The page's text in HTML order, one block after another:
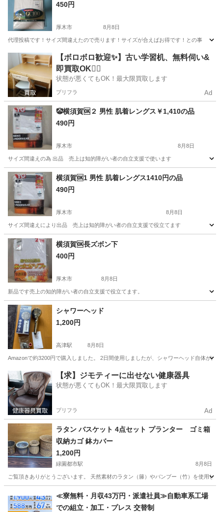
トランクス
450円
厚木市 8月8日
代理投稿です！サイズ間違えたので売ります！サイズが合えばお得です！との事
神奈川 厚木市 生活雑貨 神奈川 横須賀市 生活雑貨
グンゼ
【ボロボロ歓迎✨】古い学習机、無料伺い&
即買取OK🙆‍♀️
状態が悪くてもOK！最大限買取します
プリフラ Ad
🤡横須賀🆗２ 男性 肌着レングス￥1,410の品
490円
厚木市 8月8日
サイズ間違えの為 出品 売上は知的障がい者の自立支援で使います
神奈川 厚木市 生活雑貨 横須賀🆗1 男性 肌着レングス1410円の品
490円
厚木市 8月8日
サイズ間違えにより出品 売上は知的障がい者の自立支援で役立てます
神奈川 厚木市 生活雑貨
横須賀🆗長ズボン下
400円
厚木市 8月8日
新品です売上の知的障がい者の自立支援で役立てます。
神奈川 厚木市 新品
シャワーヘッド
1,200円
高津駅 8月8日
Amazonで約3200円で購入しました。 2日間使用しましたが、シャワーヘッド自体が
神奈川 川崎市 高津駅 生活雑貨 シャワーヘッド
【求】ジモティーに出せない健康器具
状態が悪くてもOK！最大限買取します
プリフラ Ad
ラタン バスケット 4点セット プランター ゴミ箱
収納カゴ 鉢カバー
1,200円
緑園都市駅 8月8日
ご覧頂きありがとうございます。 天然素材のラタン（籐）やバンブー（竹）を使用
緑園都市駅 家庭用品
≪寮無料・月収43万円・派遣社員≫自動車系工場
での組立・加工・プレス 交替制